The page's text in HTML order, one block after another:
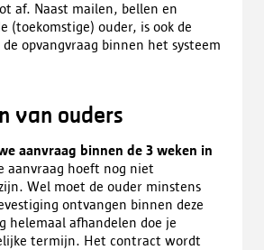
af. Naast mailen, bellen en
(toekomstige) ouder, is ook de
opvangvraag binnen het systeem
van ouders
aanvraag binnen de 3 weken in
aanvraag hoeft nog niet
Wel moet de ouder minstens
ontvangen binnen deze
helemaal afhandelen doe je
termijn. Het contract wordt